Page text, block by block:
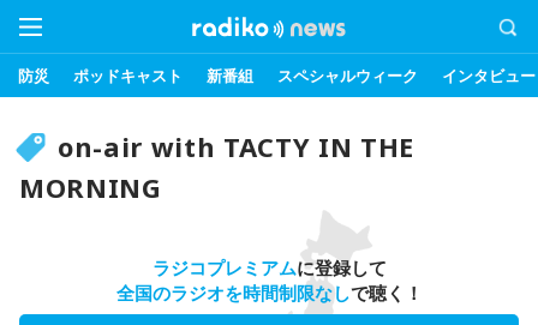
防災 ポッドキャスト 新番組 スペシャルウィーク インタビュー
on-air with TACTY IN THE
MORNING
ラジコプレミアムに登録して
全国のラジオを時間制限なしで聴く！